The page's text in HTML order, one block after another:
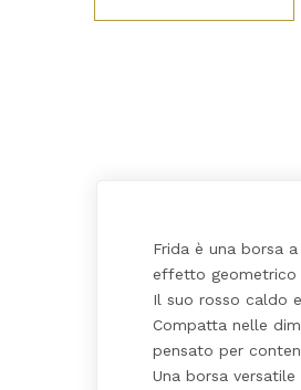
Frida è una borsa
effetto geometrico
Il suo rosso caldo
Compatta nelle
pensato per
Una borsa